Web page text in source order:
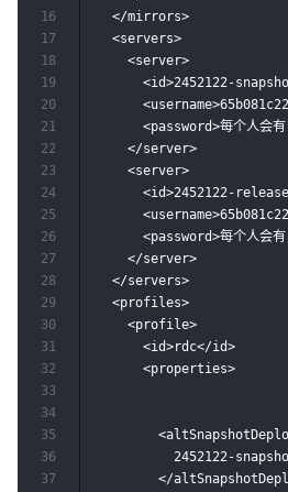
  </mirrors>
  <servers>
    <server>
<id>2452122-
<password>每个人会
    </server>
    <server>
<id>2452122-
<password>每个人会
    </server>
  </servers>
  <profiles>
    <profile>
      <id>rdc</id>
      <properties>
2452122-
</
16
17
18
19
20
21
22
23
24
25
26
27
28
29
30
31
32
33
34
35
36
37